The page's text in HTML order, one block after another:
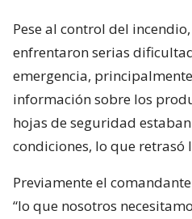
Pese al control del
enfrentaron serias
emergencia,
información sobre los
hojas de seguridad
condiciones, lo que retrasó
Previamente el
“lo que nosotros